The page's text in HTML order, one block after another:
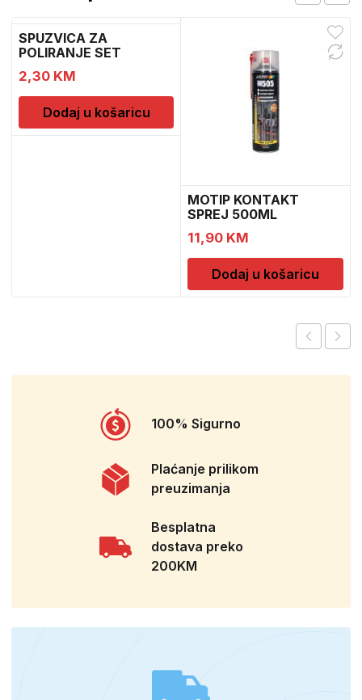
SPUZVICA ZA
POLIRANJE SET
2,30 KM
Dodaj u košaricu
MOTIP KONTAKT
SPREJ 500ML
M090505
11,90 KM
Dodaj u košaricu
100% Sigurno
Plaćanje prilikom
preuzimanja
Besplatna
dostava preko
200KM